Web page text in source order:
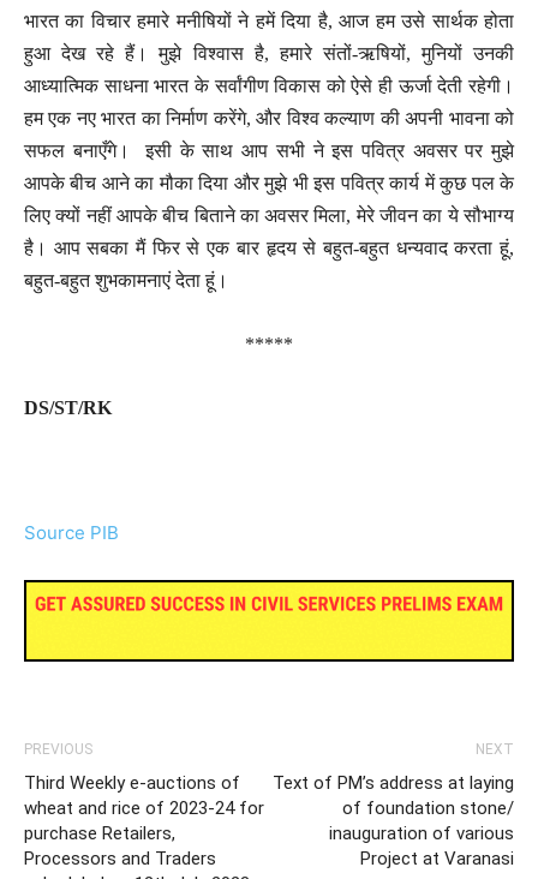
भारत का विचार हमारे मनीषियों ने हमें दिया है, आज हम उसे सार्थक होता
हुआ देख रहे हैं। मुझे विश्वास है, हमारे संतों-ऋषियों, मुनियों उनकी
आध्यात्मिक साधना भारत के सर्वांगीण विकास को ऐसे ही ऊर्जा देती रहेगी।
हम एक नए भारत का निर्माण करेंगे, और विश्व कल्याण की अपनी भावना को
सफल बनाएँगे। इसी के साथ आप सभी ने इस पवित्र अवसर पर मुझे
आपके बीच आने का मौका दिया और मुझे भी इस पवित्र कार्य में कुछ पल के
लिए क्यों नहीं आपके बीच बिताने का अवसर मिला, मेरे जीवन का ये सौभाग्य
है। आप सबका मैं फिर से एक बार हृदय से बहुत-बहुत धन्यवाद करता हूं,
बहुत-बहुत शुभकामनाएं देता हूं।
*****
DS/ST/RK
Source PIB
PREVIOUS
Third Weekly e-auctions of
wheat and rice of 2023-24 for
purchase Retailers,
Processors and Traders
NEXT
Text of PM’s address at laying
of foundation stone/
inauguration of various
Project at Varanasi